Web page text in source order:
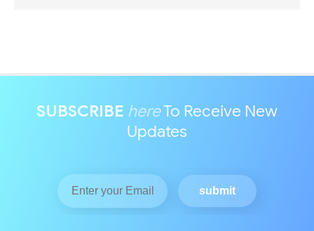
SUBSCRIBE hereTo Receive New
Updates